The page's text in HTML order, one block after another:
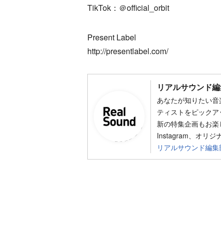
TikTok：＠official_orbit
Present Label
http://presentlabel.com/
リアルサウンド
あなたが知りたい
ティストをピック
新の特集企画もお
Instagram、オリジ
リアルサウンド編